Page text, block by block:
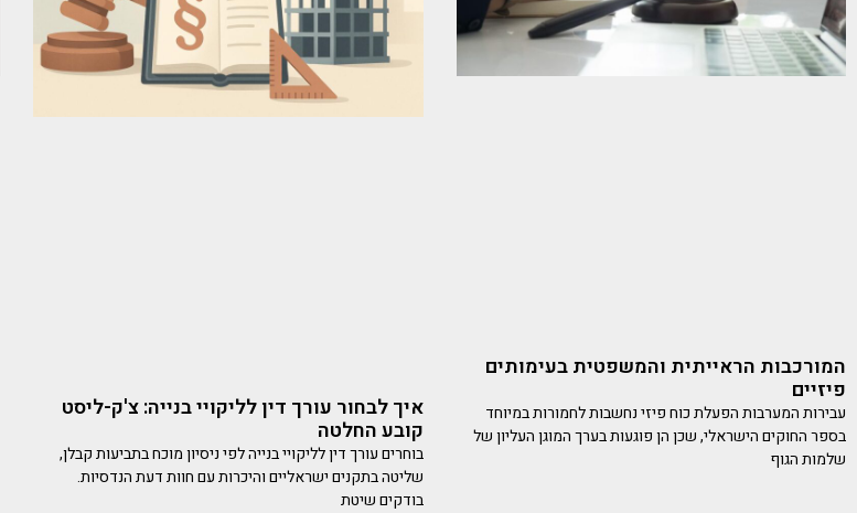
המורכבות הראייתית והמשפטית בעימותים
פיזיים
עבירות המערבות הפעלת כוח פיזי נחשבות לחמורות במיוחד
בספר החוקים הישראלי, שכן הן פוגעות בערך המוגן העליון של
שלמות הגוף
איך לבחור עורך דין לליקויי בנייה: צ'ק-ליסט
קובע החלטה
בוחרים עורך דין לליקויי בנייה לפי ניסיון מוכח בתביעות קבלן,
שליטה בתקנים ישראליים והיכרות עם חוות דעת הנדסיות.
בודקים שיטת